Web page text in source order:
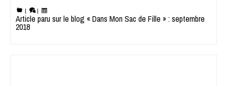
| |
Article paru sur le blog « Dans Mon Sac de Fille » : septembre
2018